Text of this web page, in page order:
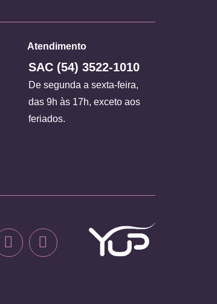
Atendimento
SAC (54) 3522-1010
De segunda a sexta-feira,
das 9h às 17h, exceto aos
feriados.